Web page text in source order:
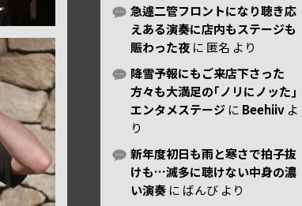
急遽二管フロントになり聴き応
えある演奏に店内もステージも
賑わった夜 に 匿名 より
降雪予報にもご来店下さった
方々も大満足の｢ノリにノッた｣
エンタメステージ に Beehiiv よ
り
新年度初日も雨と寒さで拍子抜
けも…滅多に聴けない中身の濃
い演奏 に ばんび より